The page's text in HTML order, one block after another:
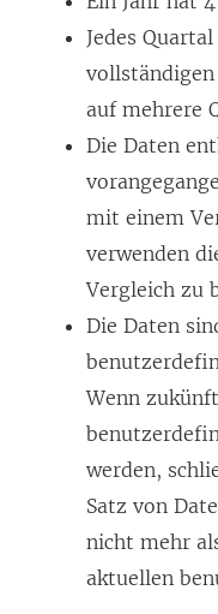
Jedes
auf mehrere
Die Daten
mit einem
verwenden
Vergleich zu
Die Daten
Wenn
werden,
Satz von
nicht mehr
aktuellen